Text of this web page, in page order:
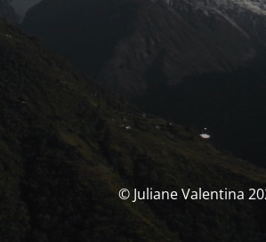
© Juliane Valentina